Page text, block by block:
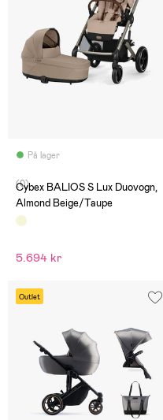
På lager
(0)
Cybex BALIOS S Lux Duovogn,
Almond Beige/Taupe
5.694 kr
Outlet